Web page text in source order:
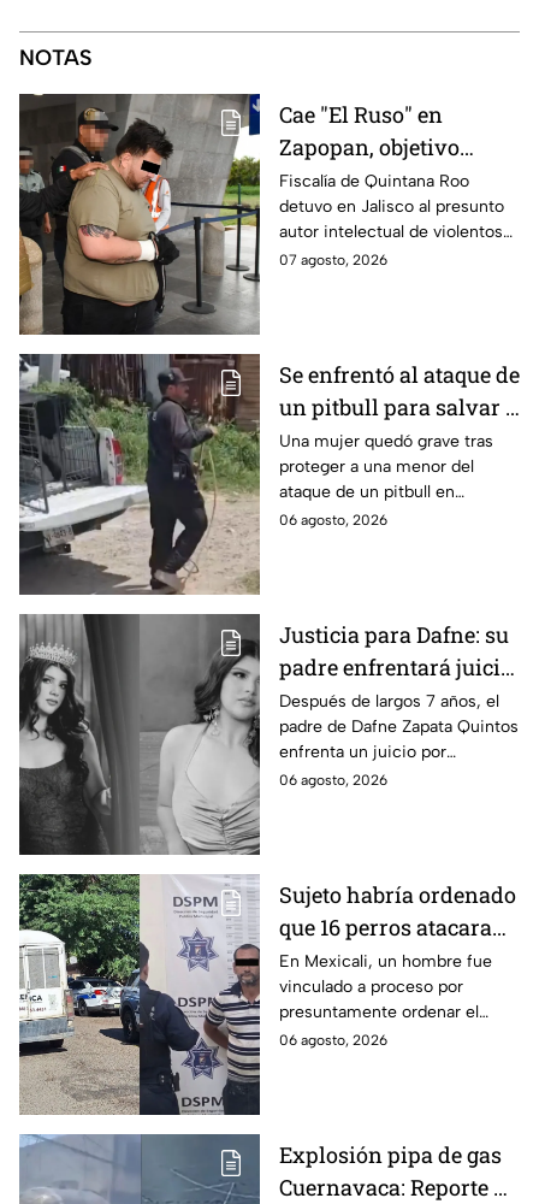
NOTAS
Cae "El Ruso" en
Zapopan, objetivo
prioritario en Playa del
Carmen
Fiscalía de Quintana Roo
detuvo en Jalisco al presunto
autor intelectual de violentos
ataques en fraccionamientos
07 agosto, 2026
Se enfrentó al ataque de
un pitbull para salvar a
una menor; hoy lucha
por su vida en Zapopan
Una mujer quedó grave tras
proteger a una menor del
ataque de un pitbull en
Zapopan; la víctima sufrió
06 agosto, 2026
Justicia para Dafne: su
padre enfrentará juicio
por presunto abuso
cometido en 2019 en
Tamaulipas
Después de largos 7 años, el
padre de Dafne Zapata Quintos
enfrenta un juicio por
presuntamente abusar de la
06 agosto, 2026
Sujeto habría ordenado
que 16 perros atacaran
a su hermana con
discapacidad en
Mexicali, BC
En Mexicali, un hombre fue
vinculado a proceso por
presuntamente ordenar el
ataque de 16 perros contra su
06 agosto, 2026
Explosión pipa de gas
Cuernavaca: Reporte de